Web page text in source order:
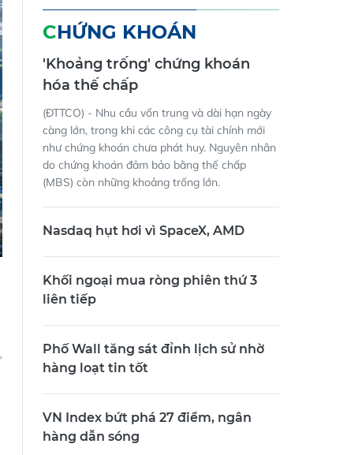
CHỨNG KHOÁN
'Khoảng trống' chứng khoán
hóa thế chấp
(ĐTTCO) - Nhu cầu vốn trung và dài hạn ngày
càng lớn, trong khi các công cụ tài chính mới
như chứng khoán chưa phát huy. Nguyên nhân
do chứng khoán đảm bảo bằng thế chấp
(MBS) còn những khoảng trống lớn.
Nasdaq hụt hơi vì SpaceX, AMD
Khối ngoại mua ròng phiên thứ 3
liên tiếp
Phố Wall tăng sát đỉnh lịch sử nhờ
hàng loạt tin tốt
VN Index bứt phá 27 điểm, ngân
hàng dẫn sóng